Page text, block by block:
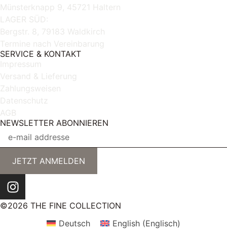
Münsterknapp 9, 45721 Haltern
LAGER SÜD:
Bergstr. 8, 79183 Waldkirch
Termine nach Vereinbarung
SERVICE & KONTAKT
Impressum
Versand & Lieferung
Zahlungsweisen
Datenschutz
AGB
NEWSLETTER ABONNIEREN
JETZT ANMELDEN
©2026 THE FINE COLLECTION
Deutsch
English (Englisch)